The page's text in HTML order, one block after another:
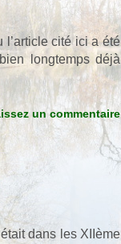
cité ici a été
longtemps déjà
un commentaire
dans les XIIème